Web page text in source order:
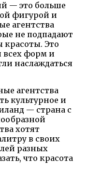
— это больше
фигурой и
агентства
не подпадают
красоты. Это
всех форм и
наслаждаться
агентства
культурное и
— страна с
хотят
в своих
разных
что красота